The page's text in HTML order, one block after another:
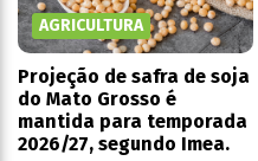
AGRICULTURA
Projeção de safra de soja
do Mato Grosso é
mantida para temporada
2026/27, segundo Imea.